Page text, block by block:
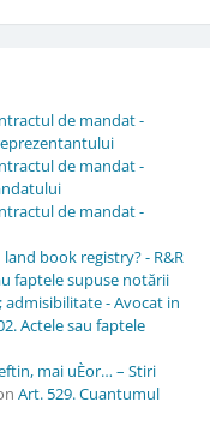
de mandat -
de mandat -
de mandat -
book registry? - R&R
faptele supuse notării
- Avocat in
Actele sau faptele
mai uÈor… – Stiri
Art. 529. Cuantumul